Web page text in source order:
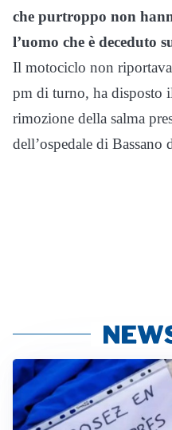
che purtroppo non
l’uomo che è deceduto
Il motociclo non
pm di turno, ha disposto
rimozione della salma
dell’ospedale di Bassano